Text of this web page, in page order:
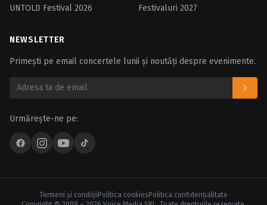
UNTOLD Festival 2026
Festivaluri 2027
NEWSLETTER
Primești pe email concertele lunii și noutăți despre evenimente.
Urmărește-ne pe:
Termeni şi condiţii Politica cookies Politica confidenţialitate